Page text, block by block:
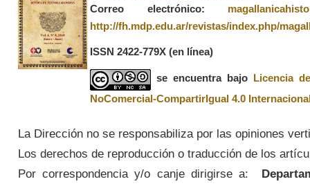
Correo electrónico:
http://fh.mdp.edu.ar/revistas/index.php/
ISSN 2422-779X (en línea)
se encuentra bajo
Licencia
NoComercial-CompartirIgual 4.0
La Dirección no se responsabiliza por las opiniones
Los derechos de reproducción o traducción de los
Por correspondencia y/o canje dirigirse a: